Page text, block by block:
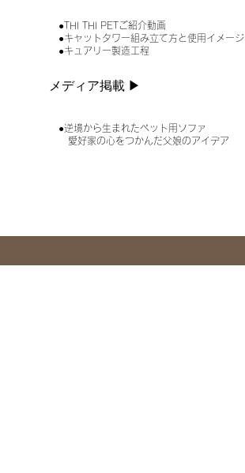
●THI THI PETご紹介動画
●キャットタワー組み立て方と使用イメージ
●キュアリー製造工程
メディア掲載 ▶︎
●逆境から生まれたペット用ソファ
愛好家の心をつかんだ父娘のアイデア